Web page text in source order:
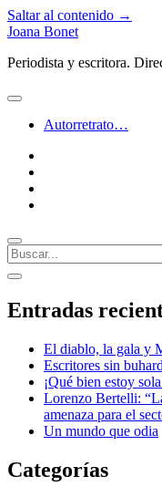
Saltar al contenido →
Joana Bonet
Periodista y escritora.
abrir
Autorretrato…
Buscar
Barra
lateral
abrir
lateral
Entradas
El diablo, la gala y
Escritores sin
¡Qué bien estoy
Lorenzo Bertelli:
amenaza para el
Un mundo que odia
Categorías